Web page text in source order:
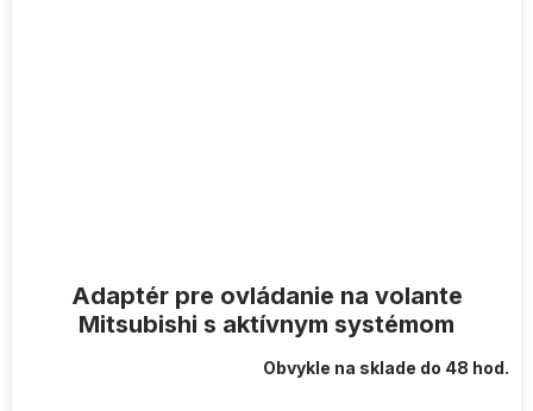
Adaptér pre ovládanie na volante
Mitsubishi s aktívnym systémom
Obvykle na sklade do 48 hod.